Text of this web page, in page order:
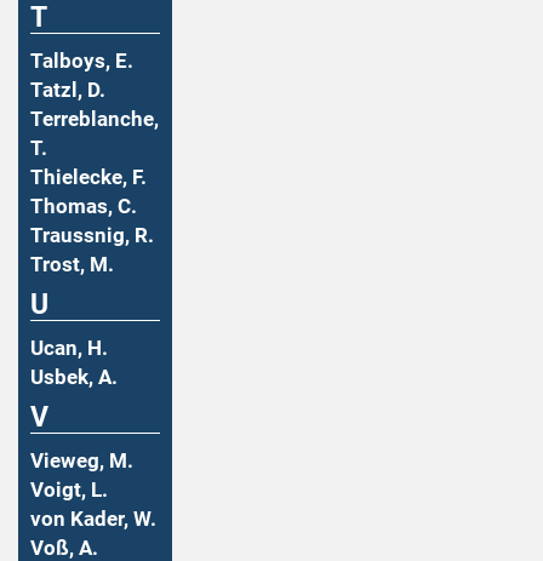
T
Talboys, E.
Tatzl, D.
Terreblanche,
T.
Thielecke, F.
Thomas, C.
Traussnig, R.
Trost, M.
U
Ucan, H.
Usbek, A.
V
Vieweg, M.
Voigt, L.
von Kader, W.
Voß, A.